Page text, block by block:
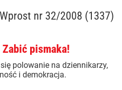
nr 32/2008 (1337)
pismaka!
polowanie na dziennikarzy,
i demokracja.